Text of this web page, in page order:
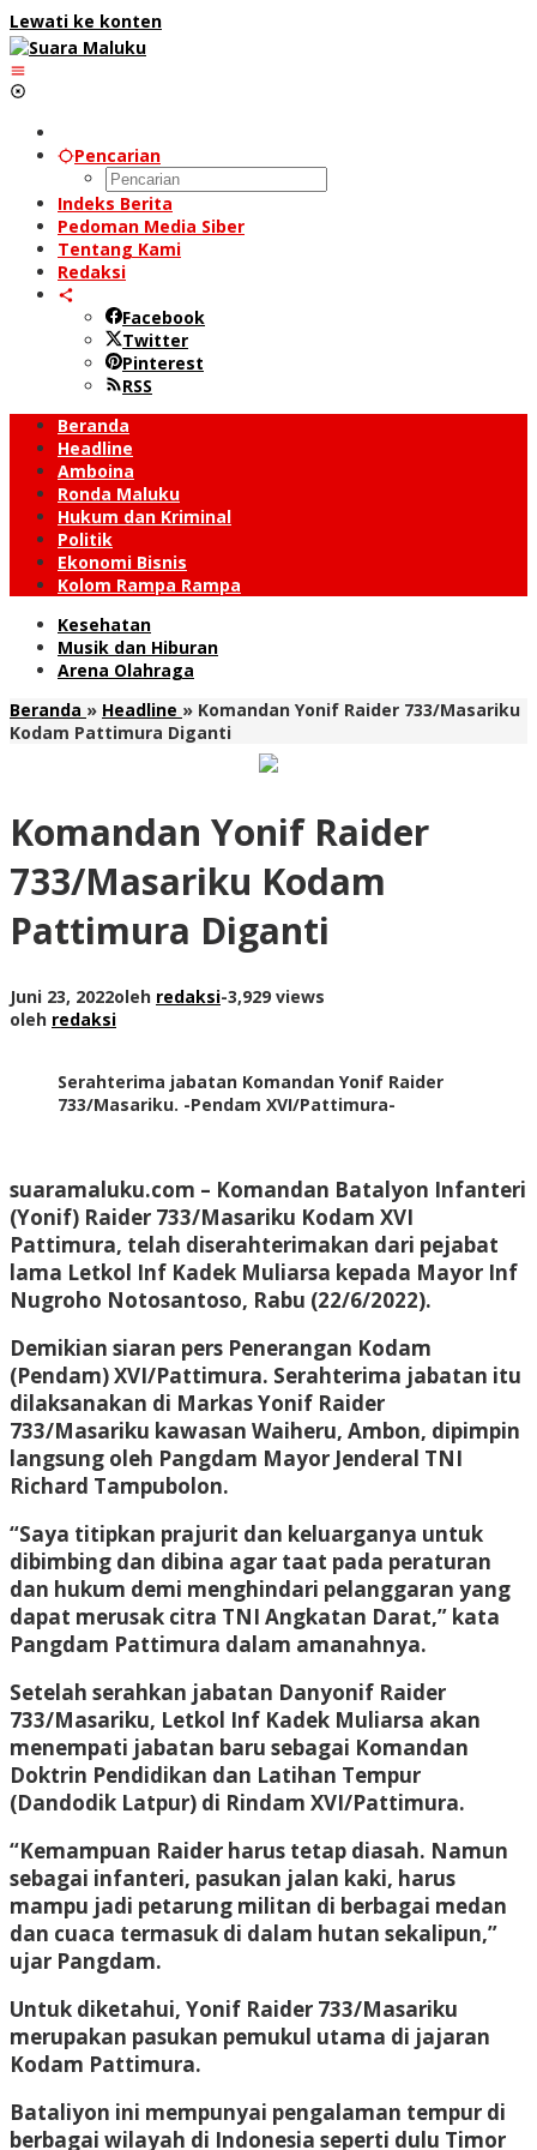
Lewati ke konten
Pencarian
Indeks Berita
Pedoman Media Siber
Tentang Kami
Redaksi
Facebook
Twitter
Pinterest
RSS
Beranda
Headline
Amboina
Ronda Maluku
Hukum dan Kriminal
Politik
Ekonomi Bisnis
Kolom Rampa Rampa
Kesehatan
Musik dan Hiburan
Arena Olahraga
Beranda » Headline » Komandan Yonif Raider 733/Masariku
Kodam Pattimura Diganti
Komandan Yonif Raider
733/Masariku Kodam
Pattimura Diganti
Juni 23, 2022oleh redaksi-3,929 views
oleh redaksi
Serahterima jabatan Komandan Yonif Raider
733/Masariku. -Pendam XVI/Pattimura-
suaramaluku.com – Komandan Batalyon Infanteri
(Yonif) Raider 733/Masariku Kodam XVI
Pattimura, telah diserahterimakan dari pejabat
lama Letkol Inf Kadek Muliarsa kepada Mayor Inf
Nugroho Notosantoso, Rabu (22/6/2022).
Demikian siaran pers Penerangan Kodam
(Pendam) XVI/Pattimura. Serahterima jabatan itu
dilaksanakan di Markas Yonif Raider
733/Masariku kawasan Waiheru, Ambon, dipimpin
langsung oleh Pangdam Mayor Jenderal TNI
Richard Tampubolon.
“Saya titipkan prajurit dan keluarganya untuk
dibimbing dan dibina agar taat pada peraturan
dan hukum demi menghindari pelanggaran yang
dapat merusak citra TNI Angkatan Darat,” kata
Pangdam Pattimura dalam amanahnya.
Setelah serahkan jabatan Danyonif Raider
733/Masariku, Letkol Inf Kadek Muliarsa akan
menempati jabatan baru sebagai Komandan
Doktrin Pendidikan dan Latihan Tempur
(Dandodik Latpur) di Rindam XVI/Pattimura.
“Kemampuan Raider harus tetap diasah. Namun
sebagai infanteri, pasukan jalan kaki, harus
mampu jadi petarung militan di berbagai medan
dan cuaca termasuk di dalam hutan sekalipun,”
ujar Pangdam.
Untuk diketahui, Yonif Raider 733/Masariku
merupakan pasukan pemukul utama di jajaran
Kodam Pattimura.
Bataliyon ini mempunyai pengalaman tempur di
berbagai wilayah di Indonesia seperti dulu Timor